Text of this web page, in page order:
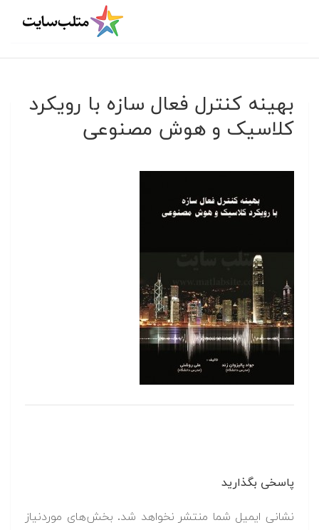
بهینه کنترل فعال سازه با رویکرد
کلاسیک و هوش مصنوعی
پاسخی بگذارید
نشانی ایمیل شما منتشر نخواهد شد. بخش‌های موردنیاز